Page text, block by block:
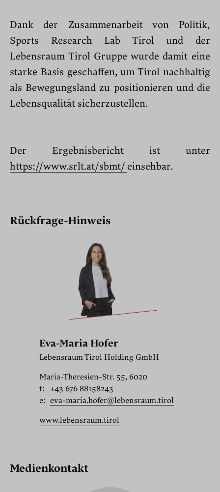
Dank der Zusammenarbeit von Politik,
Sports Research Lab Tirol und der
Lebensraum Tirol Gruppe wurde damit eine
starke Basis geschaffen, um Tirol nachhaltig
als Bewegungsland zu positionieren und die
Lebensqualität sicherzustellen.
Der Ergebnisbericht ist unter
https://www.srlt.at/sbmt/ einsehbar.
Rückfrage-Hinweis
Eva-Maria Hofer
Lebensraum Tirol Holding GmbH
Maria-Theresien-Str. 55, 6020
t:
+43 676 88158243
e: eva-maria.hofer@lebensraum.tirol
www.lebensraum.tirol
Medienkontakt